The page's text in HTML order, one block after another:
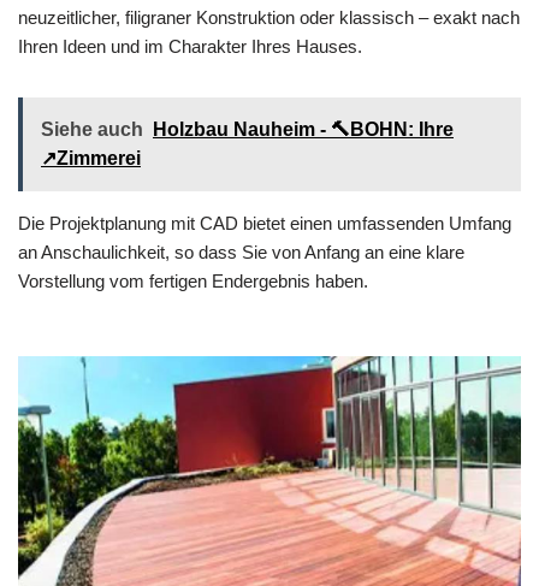
neuzeitlicher, filigraner Konstruktion oder klassisch – exakt nach
Ihren Ideen und im Charakter Ihres Hauses.
Siehe auch
Holzbau Nauheim - 🔨BOHN: Ihre
↗️Zimmerei
Die Projektplanung mit CAD bietet einen umfassenden Umfang
an Anschaulichkeit, so dass Sie von Anfang an eine klare
Vorstellung vom fertigen Endergebnis haben.